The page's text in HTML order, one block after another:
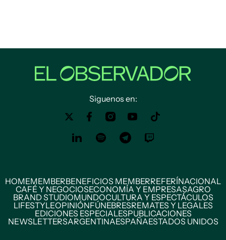
Siguenos en:
HOMEMEMBERBENEFICIOS MEMBERREFERÍNACIONAL
CAFÉ Y NEGOCIOSECONOMÍA Y EMPRESASAGRO
BRAND STUDIOMUNDOCULTURA Y ESPECTÁCULOS
LIFESTYLEOPINIÓNFÚNEBRESREMATES Y LEGALES
EDICIONES ESPECIALESPUBLICACIONES
NEWSLETTERSARGENTINAESPAÑAESTADOS UNIDOS